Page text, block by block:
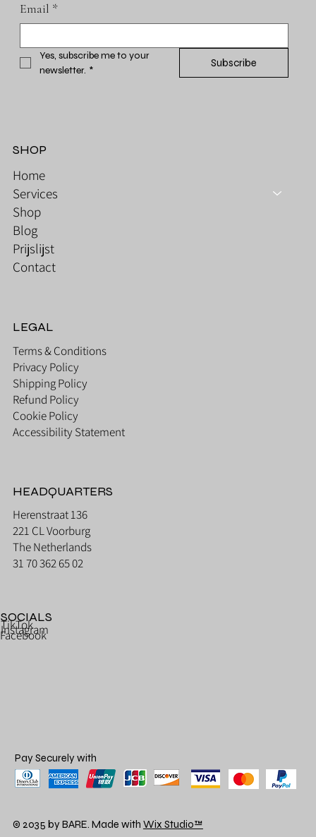
Email *
Yes, subscribe me to your
newsletter. *
Subscribe
SHOP
Home
Services
Shop
Blog
Prijslijst
Contact
LEGAL
Terms & Conditions
Privacy Policy
Shipping Policy
Refund Policy
Cookie Policy
Accessibility Statement
HEADQUARTERS
Herenstraat 136
221 CL Voorburg
The Netherlands
31 70 362 65 02
SOCIALS
TikTok
Instagram
Facebook
Pay Securely with
© 2035 by BARE. Made with Wix Studio™